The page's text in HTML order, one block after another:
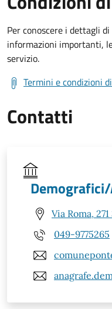
Per conoscere i dettagli
informazioni importanti,
servizio.
Termini e condizioni
Contatti
Via Roma,
049-9775265